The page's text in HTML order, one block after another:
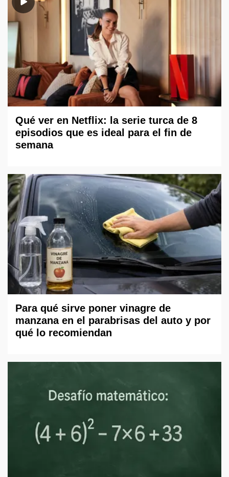
Qué ver en Netflix: la serie turca de 8
episodios que es ideal para el fin de
semana
Para qué sirve poner vinagre de
manzana en el parabrisas del auto y por
qué lo recomiendan